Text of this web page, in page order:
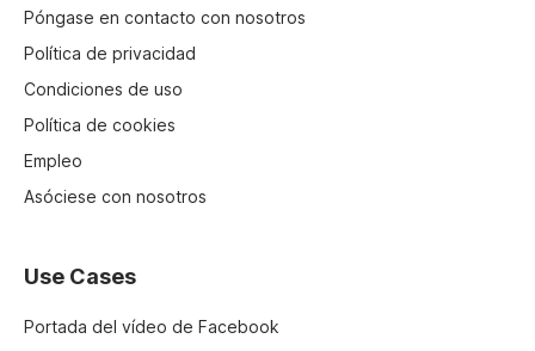
Póngase en contacto con nosotros
Política de privacidad
Condiciones de uso
Política de cookies
Empleo
Asóciese con nosotros
Use Cases
Portada del vídeo de Facebook